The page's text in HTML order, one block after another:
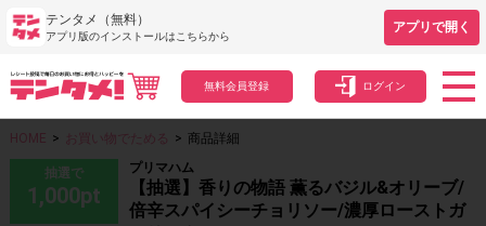
テンタメ（無料）
アプリ版のインストールはこちらから
アプリで開く
無料会員登録 ログイン
HOME > お買い物でためる > 商品詳細
抽選で
1,000pt
プリマハム
【抽選】香りの物語 薫るバジル&オリーブ/
倍辛スパイシーチョリソー/濃厚ローストガ